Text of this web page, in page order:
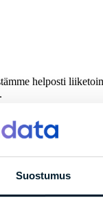
Suostumus
helposti